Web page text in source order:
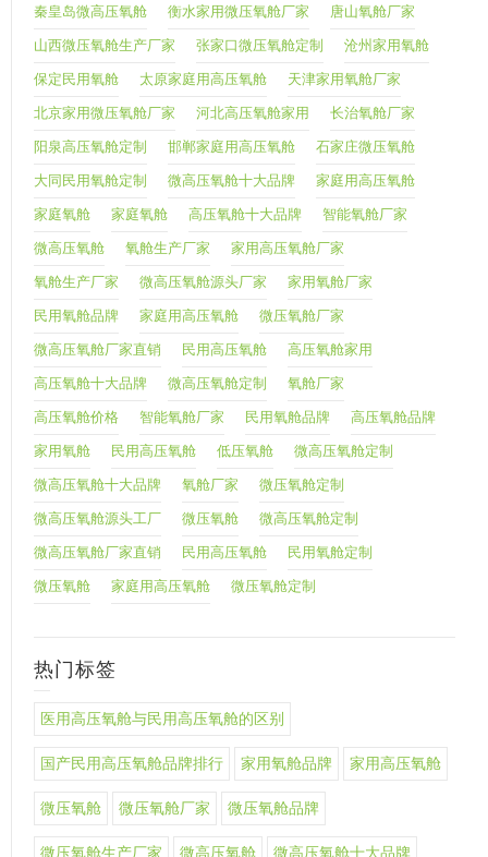
秦皇岛微高压氧舱 衡水家用微压氧舱厂家 唐山氧舱厂家
山西微压氧舱生产厂家 张家口微压氧舱定制 沧州家用氧舱
保定民用氧舱 太原家庭用高压氧舱 天津家用氧舱厂家
北京家用微压氧舱厂家 河北高压氧舱家用 长治氧舱厂家
阳泉高压氧舱定制 邯郸家庭用高压氧舱 石家庄微压氧舱
大同民用氧舱定制 微高压氧舱十大品牌 家庭用高压氧舱
家庭氧舱 家庭氧舱 高压氧舱十大品牌 智能氧舱厂家
微高压氧舱 氧舱生产厂家 家用高压氧舱厂家
氧舱生产厂家 微高压氧舱源头厂家 家用氧舱厂家
民用氧舱品牌 家庭用高压氧舱 微压氧舱厂家
微高压氧舱厂家直销 民用高压氧舱 高压氧舱家用
高压氧舱十大品牌 微高压氧舱定制 氧舱厂家
高压氧舱价格 智能氧舱厂家 民用氧舱品牌 高压氧舱品牌
家用氧舱 民用高压氧舱 低压氧舱 微高压氧舱定制
微高压氧舱十大品牌 氧舱厂家 微压氧舱定制
微高压氧舱源头工厂 微压氧舱 微高压氧舱定制
微高压氧舱厂家直销 民用高压氧舱 民用氧舱定制
微压氧舱 家庭用高压氧舱 微压氧舱定制
热门标签
医用高压氧舱与民用高压氧舱的区别
国产民用高压氧舱品牌排行 家用氧舱品牌 家用高压氧舱
微压氧舱 微压氧舱厂家 微压氧舱品牌
微压氧舱生产厂家 微高压氧舱 微高压氧舱十大品牌